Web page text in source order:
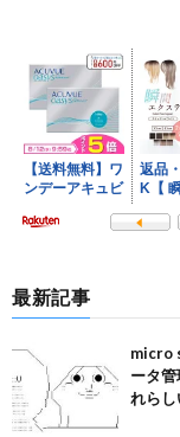
最新記事
micro
ータ
れらし